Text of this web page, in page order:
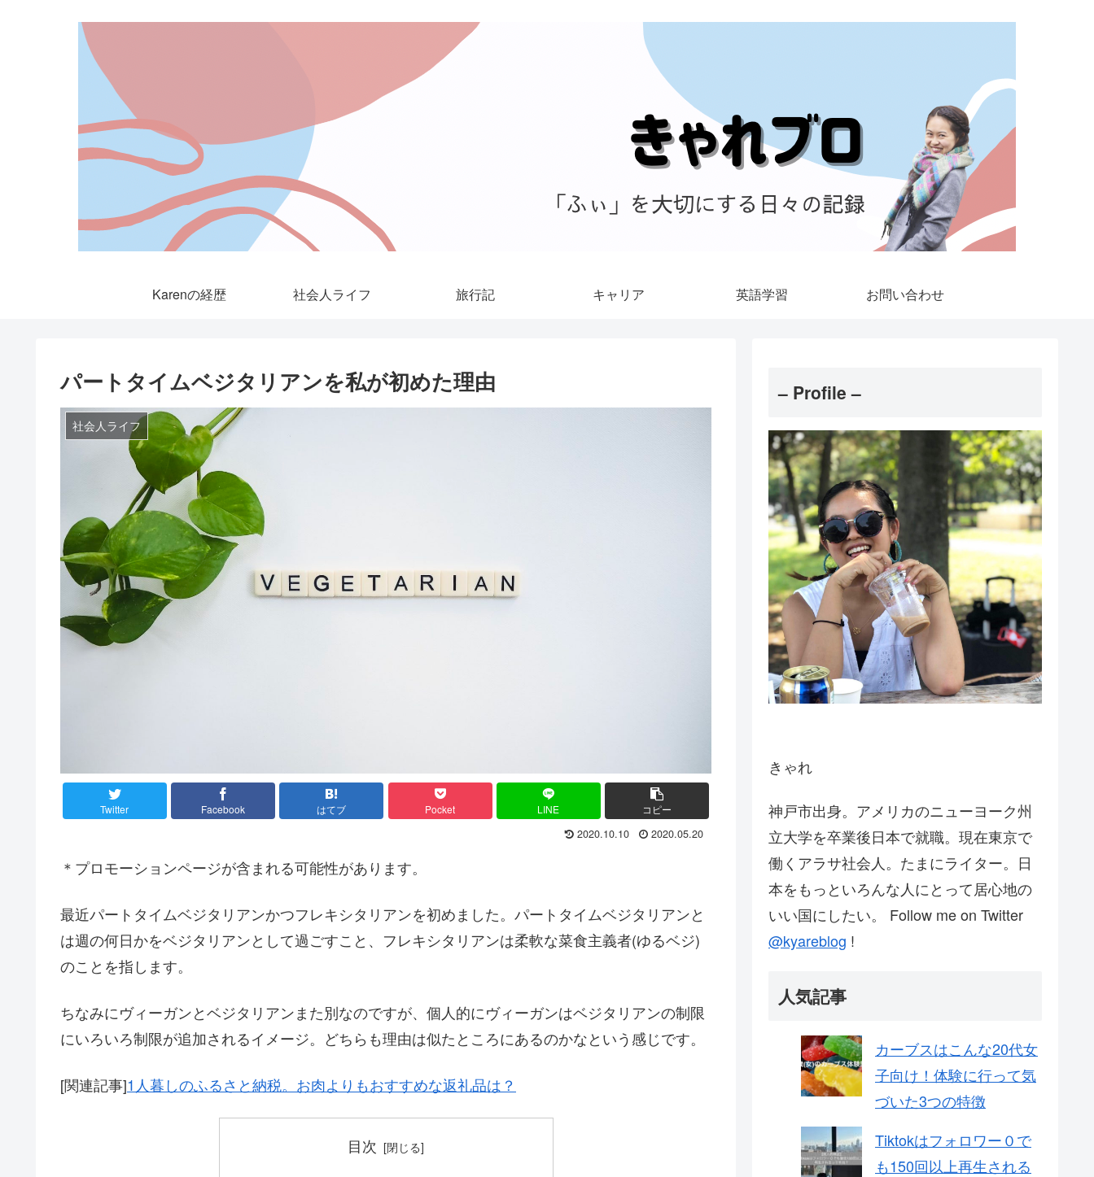
Karenの経歴 社会人ライフ 旅行記 キャリア 英語学習 お問い合わせ
パートタイムベジタリアンを私が初めた理由
社会人ライフ
Twitter Facebook はてブ Pocket LINE コピー
2020.10.10 2020.05.20
＊プロモーションページが含まれる可能性があります。
最近パートタイムベジタリアンかつフレキシタリアンを初めました。パートタイムベジタリアンと
は週の何日かをベジタリアンとして過ごすこと、フレキシタリアンは柔軟な菜食主義者(ゆるベジ)
のことを指します。
ちなみにヴィーガンとベジタリアンまた別なのですが、個人的にヴィーガンはベジタリアンの制限
にいろいろ制限が追加されるイメージ。どちらも理由は似たところにあるのかなという感じです。
[関連記事]1人暮しのふるさと納税。お肉よりもおすすめな返礼品は？
目次
– Profile –
きゃれ
神戸市出身。アメリカのニューヨーク州
立大学を卒業後日本で就職。現在東京で
働くアラサ社会人。たまにライター。日
本をもっといろんな人にとって居心地の
いい国にしたい。 Follow me on Twitter
@kyareblog !
人気記事
カーブスはこんな20代女
子向け！体験に行って気
づいた3つの特徴
Tiktokはフォロワー０で
も150回以上再生される